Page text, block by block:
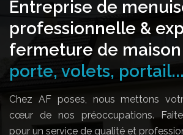
Entreprise de
professionnelle &
fermeture de maison
porte, volets,
Chez AF poses, nous mettons
cœur de nos préoccupations.
pour un service de qualité et